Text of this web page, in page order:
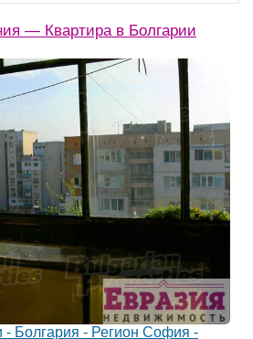
— Квартира в Болгарии
- Болгария - Регион София -